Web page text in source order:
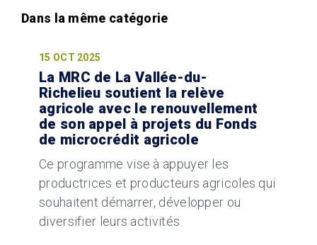
15 OCT 2025
La MRC de La Vallée-du-
Richelieu soutient la relève
agricole avec le renouvellement
de son appel à projets du Fonds
de microcrédit agricole
Ce programme vise à appuyer les
productrices et producteurs agricoles qui
souhaitent démarrer, développer ou
diversifier leurs activités.